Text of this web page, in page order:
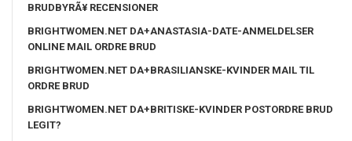
BRUDBYRÃ¥ RECENSIONER
BRIGHTWOMEN.NET DA+ANASTASIA-DATE-ANMELDELSER
ONLINE MAIL ORDRE BRUD
BRIGHTWOMEN.NET DA+BRASILIANSKE-KVINDER MAIL TIL
ORDRE BRUD
BRIGHTWOMEN.NET DA+BRITISKE-KVINDER POSTORDRE BRUD
LEGIT?